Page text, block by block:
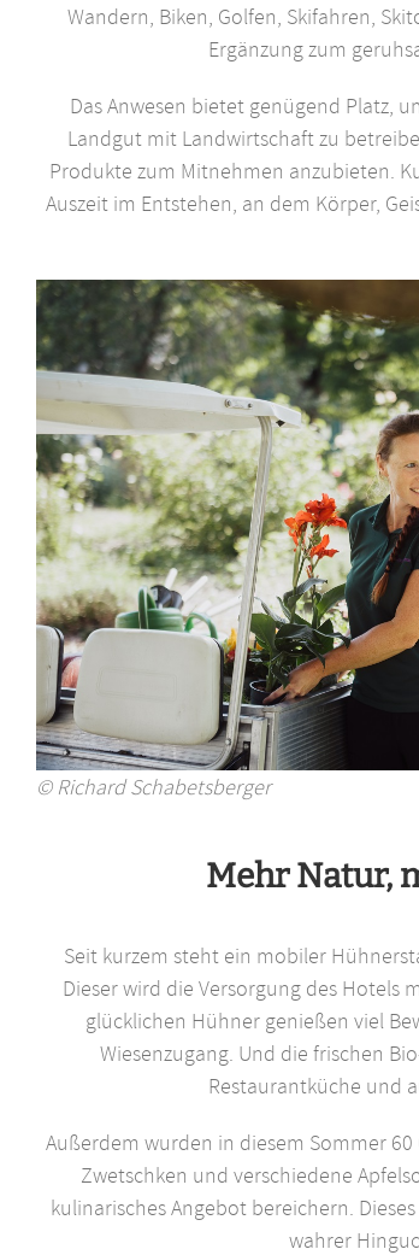
Wandern, Biken, Golfen, Skifahren,
Ergänzung zum
Das Anwesen bietet genügend Platz,
Landgut mit Landwirtschaft zu
Produkte zum Mitnehmen anzubieten.
Auszeit im Entstehen, an dem Körper,
© Richard Schabetsberger
Mehr Natur,
Seit kurzem steht ein mobiler
Dieser wird die Versorgung des Hotels
glücklichen Hühner genießen viel
Wiesenzugang. Und die frischen
Restaurantküche und
Außerdem wurden in diesem Sommer
Zwetschken und verschiedene
kulinarisches Angebot bereichern.
wahrer